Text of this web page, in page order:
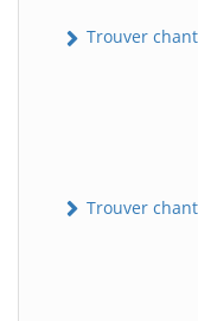
Trouver
Trouver